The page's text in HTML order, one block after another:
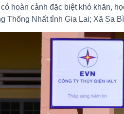
hoàn cảnh đặc biệt khó khăn,
Thống Nhất tỉnh Gia Lai; Xã Sa